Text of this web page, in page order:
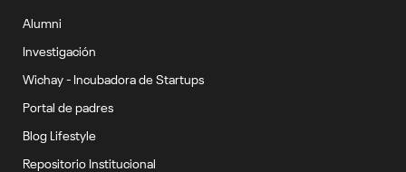
Alumni
Investigación
Wichay - Incubadora de Startups
Portal de padres
Blog Lifestyle
Repositorio Institucional